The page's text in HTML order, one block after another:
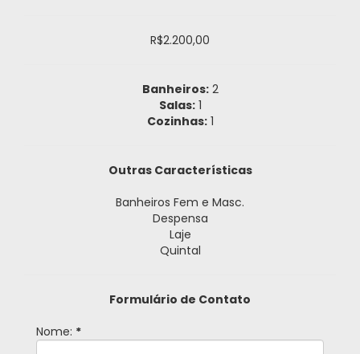
R$2.200,00
Banheiros:2
Salas:1
Cozinhas:1
Outras Características
Banheiros Fem e Masc.
Despensa
Laje
Quintal
Formulário de Contato
Nome: *